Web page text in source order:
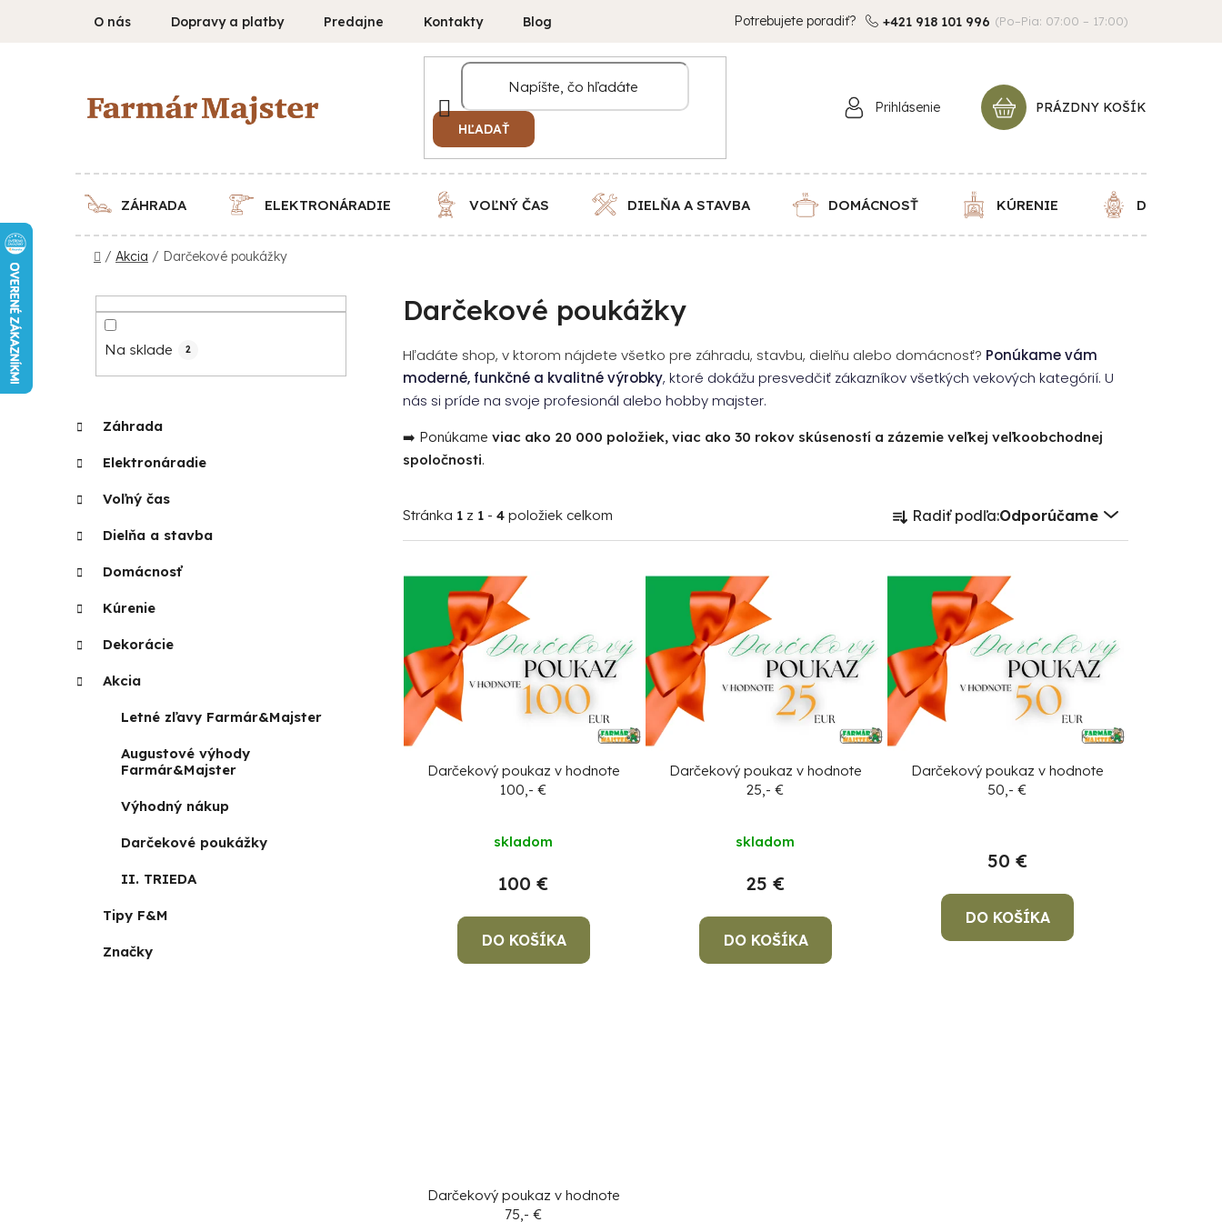
O nás Dopravy a platby Predajne Kontakty Blog Potrebujete poradiť? +421 918 101 996 (Po–Pia: 07:00 – 17:00)
HĽADAŤ
Prihlásenie
NÁKUPNÝ
KOŠÍK
PRÁZDNY KOŠÍK
ZÁHRADA ELEKTRONÁRADIE VOĽNÝ ČAS DIELŇA A STAVBA DOMÁCNOSŤ KÚRENIE DEKORÁCIE
Domov
/ Akcia / Darčekové poukážky
p
a
e
l
Na sklade 2
kategórie
a
t
g
r
e
Záhrada
Elektronáradie
Voľný čas
Dielňa a stavba
Domácnosť
Kúrenie
Dekorácie
Akcia
Letné zľavy Farmár&Majster
Augustové výhody
Farmár&Majster
Výhodný nákup
Darčekové poukážky
II. TRIEDA
Tipy F&M
Značky
Darčekové poukážky
Hľadáte shop, v ktorom nájdete všetko pre záhradu, stavbu, dielňu alebo domácnosť? Ponúkame vám
moderné, funkčné a kvalitné výrobky, ktoré dokážu presvedčiť zákazníkov všetkých vekových kategórií. U
nás si príde na svoje profesionál alebo hobby majster.
➡️ Ponúkame viac ako 20 000 položiek, viac ako 30 rokov skúseností a zázemie veľkej veľkoobchodnej
spoločnosti.
Stránka 1 z 1 - 4 položiek celkom
R
a
e
e
p
o
Radiť podľa:Odporúčame
V
i
s
p
r
Darčekový poukaz v hodnote
100,- €
skladom
100 €
DO KOŠÍKA
Darčekový poukaz v hodnote
25,- €
skladom
25 €
DO KOŠÍKA
Darčekový poukaz v hodnote
50,- €
50 €
DO KOŠÍKA
Darčekový poukaz v hodnote
75,- €